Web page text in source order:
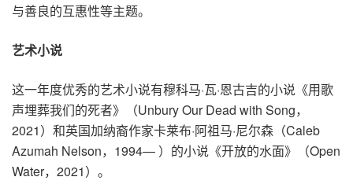
与善良的互惠性等主题。
艺术小说
这一年度优秀的艺术小说有穆科马·瓦·恩古吉的小说《用歌
声埋葬我们的死者》（Unbury Our Dead with Song，
2021）和英国加纳裔作家卡莱布·阿祖马·尼尔森（Caleb
Azumah Nelson，1994— ）的小说《开放的水面》（Open
Water，2021）。